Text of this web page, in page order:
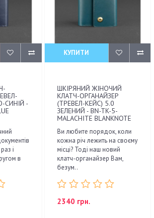
СИНІЙ -
і
в
КУПИТИ
ШКІРЯНИЙ ЖІНОЧИЙ
КЛАТЧ-ОРГАНАЙЗЕР
(ТРЕВЕЛ-КЕЙС) 5.0
ЗЕЛЕНИЙ - BN-TK-5-
MALACHITE BLANKNOTE
Ви любите порядок, коли
кожна річ лежить на своєму
місці? Тоді наш новий
клатч-органайзер Вам,
безум..
2340 грн.